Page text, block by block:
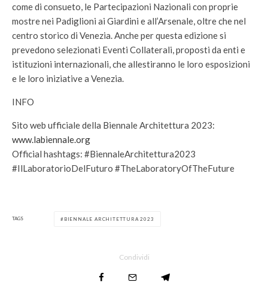
come di consueto, le Partecipazioni Nazionali con proprie
mostre nei Padiglioni ai Giardini e all’Arsenale, oltre che nel
centro storico di Venezia. Anche per questa edizione si
prevedono selezionati Eventi Collaterali, proposti da enti e
istituzioni internazionali, che allestiranno le loro esposizioni
e le loro iniziative a Venezia.
INFO
Sito web ufficiale della Biennale Architettura 2023:
www.labiennale.org
Official hashtags: #BiennaleArchitettura2023
#IlLaboratorioDelFuturo #TheLaboratoryOfTheFuture
TAGS BIENNALE ARCHITETTURA 2023
Condividi